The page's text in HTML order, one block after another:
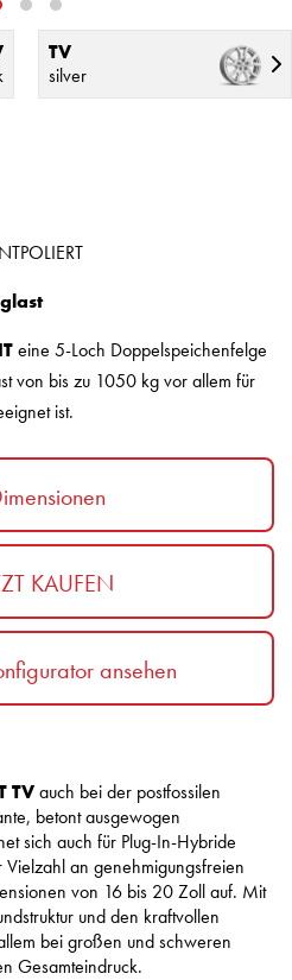
TV
silver
eine 5-Loch Doppelspeichenfelge
von bis zu 1050 kg vor allem für
ist.
KAUFEN
ansehen
TVauch bei der postfossilen
betont ausgewogen
sich auch für Plug-In-Hybride
Vielzahl an genehmigungsfreien
von 16 bis 20 Zoll auf. Mit
und den kraftvollen
bei großen und schweren
Gesamteindruck.